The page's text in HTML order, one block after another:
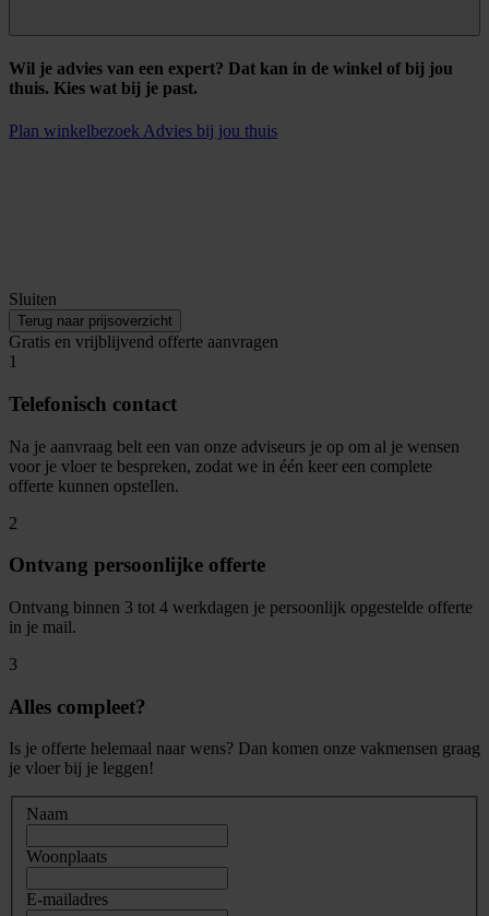
Wil je advies van een expert? Dat kan in de winkel of bij jou
thuis. Kies wat bij je past.
Plan winkelbezoek Advies bij jou thuis
Sluiten
Terug naar prijsoverzicht
Gratis en vrijblijvend offerte aanvragen
1
Telefonisch contact
Na je aanvraag belt een van onze adviseurs je op om al je wensen
voor je vloer te bespreken, zodat we in één keer een complete
offerte kunnen opstellen.
2
Ontvang persoonlijke offerte
Ontvang binnen 3 tot 4 werkdagen je persoonlijk opgestelde offerte
in je mail.
3
Alles compleet?
Is je offerte helemaal naar wens? Dan komen onze vakmensen graag
je vloer bij je leggen!
Naam
Woonplaats
E-mailadres